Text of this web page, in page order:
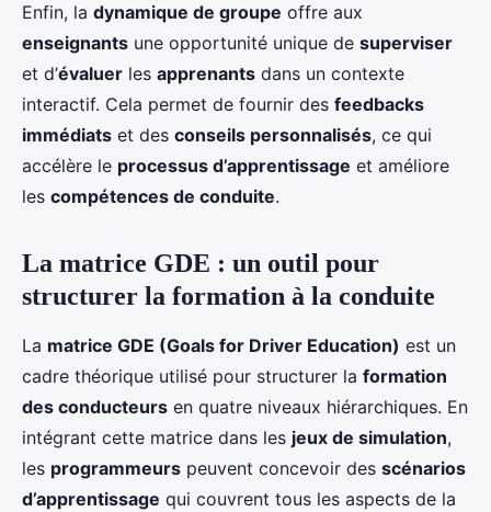
Enfin, la dynamique de groupe offre aux
enseignants une opportunité unique de superviser
et d’évaluer les apprenants dans un contexte
interactif. Cela permet de fournir des feedbacks
immédiats et des conseils personnalisés, ce qui
accélère le processus d’apprentissage et améliore
les compétences de conduite.
La matrice GDE : un outil pour
structurer la formation à la conduite
La matrice GDE (Goals for Driver Education) est un
cadre théorique utilisé pour structurer la formation
des conducteurs en quatre niveaux hiérarchiques. En
intégrant cette matrice dans les jeux de simulation,
les programmeurs peuvent concevoir des scénarios
d’apprentissage qui couvrent tous les aspects de la